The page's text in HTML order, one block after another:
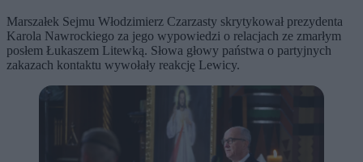
Marszałek Sejmu Włodzimierz Czarzasty skrytykował prezydenta
Karola Nawrockiego za jego wypowiedzi o relacjach ze zmarłym
posłem Łukaszem Litewką. Słowa głowy państwa o partyjnych
zakazach kontaktu wywołały reakcję Lewicy.